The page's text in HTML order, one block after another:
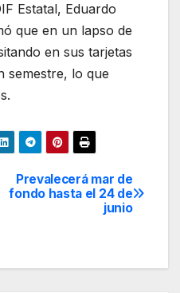
Estatal, Eduardo
que en un lapso de
en sus tarjetas
semestre, lo que
Prevalecerá mar de
fondo hasta el 24 de
junio